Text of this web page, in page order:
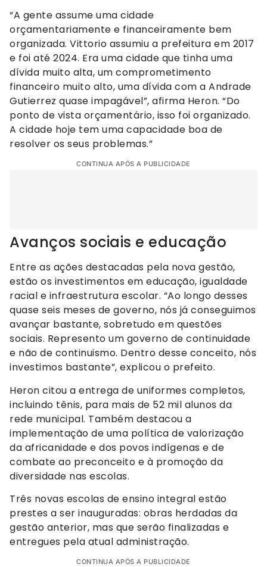
“A gente assume uma cidade
orçamentariamente e financeiramente bem
organizada. Vittorio assumiu a prefeitura em 2017
e foi até 2024. Era uma cidade que tinha uma
dívida muito alta, um comprometimento
financeiro muito alto, uma dívida com a Andrade
Gutierrez quase impagável”, afirma Heron. “Do
ponto de vista orçamentário, isso foi organizado.
A cidade hoje tem uma capacidade boa de
resolver os seus problemas.”
CONTINUA APÓS A PUBLICIDADE
Avanços sociais e educação
Entre as ações destacadas pela nova gestão,
estão os investimentos em educação, igualdade
racial e infraestrutura escolar. “Ao longo desses
quase seis meses de governo, nós já conseguimos
avançar bastante, sobretudo em questões
sociais. Represento um governo de continuidade
e não de continuismo. Dentro desse conceito, nós
investimos bastante”, explicou o prefeito.
Heron citou a entrega de uniformes completos,
incluindo tênis, para mais de 52 mil alunos da
rede municipal. Também destacou a
implementação de uma política de valorização
da africanidade e dos povos indígenas e de
combate ao preconceito e à promoção da
diversidade nas escolas.
Três novas escolas de ensino integral estão
prestes a ser inauguradas: obras herdadas da
gestão anterior, mas que serão finalizadas e
entregues pela atual administração.
CONTINUA APÓS A PUBLICIDADE